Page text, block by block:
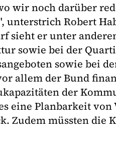
wir noch darüber
unterstrich Robert
sieht er unter
sowie bei der
sowie bei
allem der Bund
der
eine Planbarkeit von
Zudem müssten die